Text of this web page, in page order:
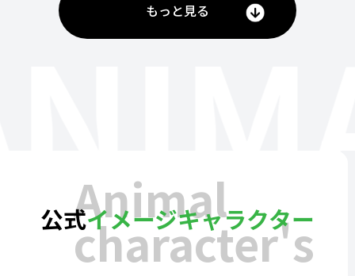
もっと見る
公式イメージキャラクター
Animal
character's